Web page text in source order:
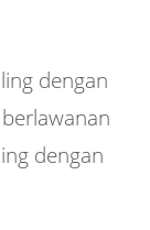
dengan
dengan